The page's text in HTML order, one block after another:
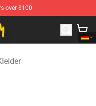
over $100
Merchandise Shop